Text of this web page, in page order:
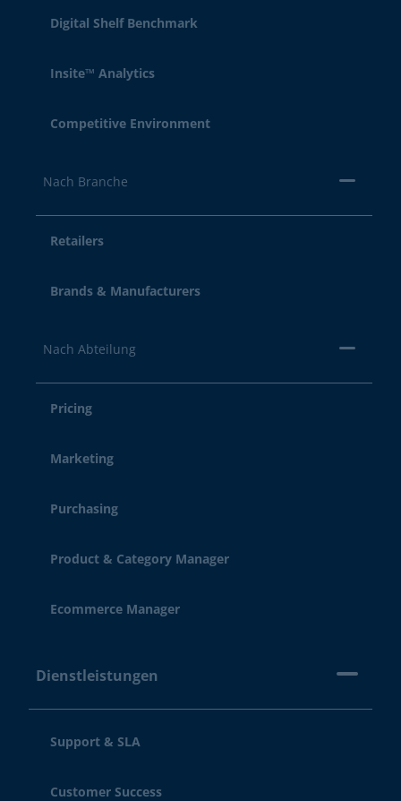
Digital Shelf Benchmark
Insite™ Analytics
Competitive Environment
Nach Branche
Retailers
Brands & Manufacturers
Nach Abteilung
Pricing
Marketing
Purchasing
Product & Category Manager
Ecommerce Manager
Dienstleistungen
Support & SLA
Customer Success